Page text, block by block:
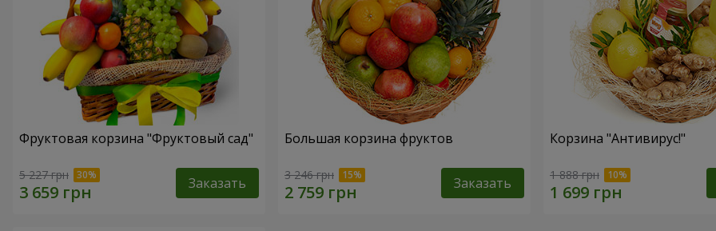
Фруктовая корзина "Фруктовый сад"
5 227 грн Заказать
Большая корзина фруктов
3 246 грн Заказать
Корзина "Антивирус!"
1 888 грн